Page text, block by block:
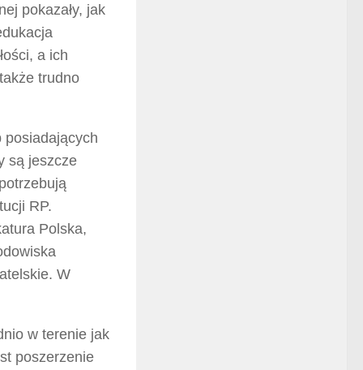
pokazały, jak
a ich
trudno
posiadających
są jeszcze
RP.
Polska,
W
w terenie jak
poszerzenie